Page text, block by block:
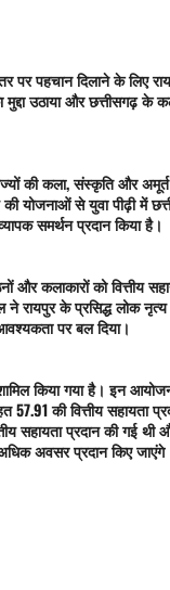
पर पहचान दिलाने के लिए
उठाया और छत्तीसगढ़ के
की कला, संस्कृति और
योजनाओं से युवा पीढ़ी में
समर्थन प्रदान किया है।
और कलाकारों को वित्तीय
रायपुर के प्रसिद्ध लोक नृत्य
पर बल दिया।
किया गया है। इन
की वित्तीय सहायता
सहायता प्रदान की गई थी
अवसर प्रदान किए